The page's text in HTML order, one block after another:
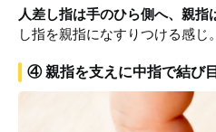
人差し指は手のひら側へ、親指
し指を親指になすりつける感じ。
④ 親指を支えに中指で結び